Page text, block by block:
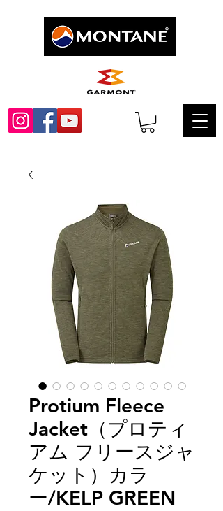
Protium Fleece
Jacket（プロティ
アム フリースジャ
ケット）カラ
ー/KELP GREEN